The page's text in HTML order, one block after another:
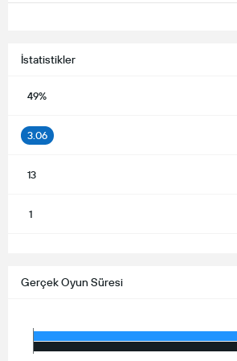
İstatistikler
49%
3.06
13
1
Gerçek Oyun Süresi